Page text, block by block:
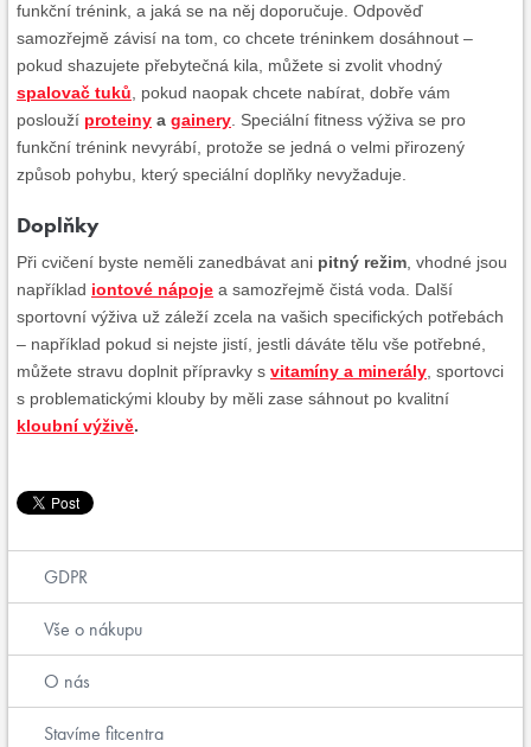
funkční trénink, a jaká se na něj doporučuje. Odpověď
samozřejmě závisí na tom, co chcete tréninkem dosáhnout –
pokud shazujete přebytečná kila, můžete si zvolit vhodný
spalovač tuků , pokud naopak chcete nabírat, dobře vám
poslouží proteiny a gainery . Speciální fitness výživa se pro
funkční trénink nevyrábí, protože se jedná o velmi přirozený
způsob pohybu, který speciální doplňky nevyžaduje.
Doplňky
Při cvičení byste neměli zanedbávat ani pitný režim , vhodné jsou
například iontové nápoje a samozřejmě čistá voda. Další
sportovní výživa už záleží zcela na vašich specifických potřebách
– například pokud si nejste jistí, jestli dáváte tělu vše potřebné,
můžete stravu doplnit přípravky s vitamíny a minerály , sportovci
s problematickými klouby by měli zase sáhnout po kvalitní
kloubní výživě.
GDPR
Vše o nákupu
O nás
Stavíme fitcentra